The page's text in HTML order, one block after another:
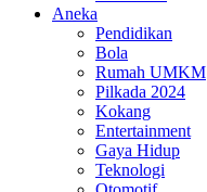
Aneka
Pendidikan
Bola
Rumah UMKM
Pilkada 2024
Kokang
Entertainment
Gaya Hidup
Teknologi